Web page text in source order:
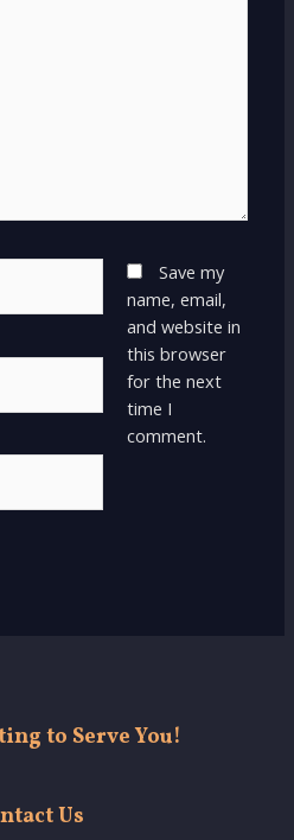
Save my
name, email,
and website in
this browser
for the next
time I
comment.
to Serve You!
Us